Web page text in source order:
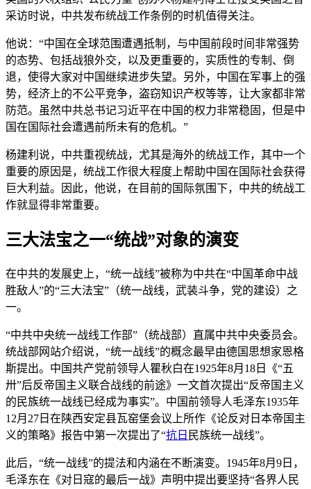
采访时说，中共发布统战工作条例的时机值得关注。
他说：“中国在全球范围遭遇抵制，与中国前段时间非常强势
的态势、包括战狼外交，以及更重要的，实质性的专制、倒
退，使得大家对中国继续进步失望。另外，中国在军事上的强
势，经济上的不公平竞争，盗窃知识产权等等，让大家都非常
防范。虽然中共总书记习近平在中国的权力非常稳固，但是中
国在国际社会遭遇前所未有的危机。”
杨建利说，中共重视统战，尤其是海外的统战工作，其中一个
重要的原因是，统战工作很大程度上帮助中国在国际社会获得
巨大利益。因此，他说，在目前的国际氛围下，中共的统战工
作就显得非常重要。
三大法宝之一“统战”对象的演变
在中共的发展史上，“统一战线”被称为中共在“中国革命中战
胜敌人”的“三大法宝”（统一战线，武装斗争，党的建设）之
一。
“中共中央统一战线工作部”（统战部）直属中共中央委员会。
统战部网站介绍说，“统一战线”的概念最早由德国思想家恩格
斯提出。中国共产党前领导人瞿秋白在1925年8月18日《“五
卅”后反帝国主义联合战线的前途》一文首次提出“反帝国主义
的民族统一战线已经成为事实”。中国前领导人毛泽东1935年
12月27日在陕西安定县瓦窑堡会议上所作《论反对日本帝国主
义的策略》报告中第一次提出了“抗日 民族统一战线”。
此后，“统一战线”的提法和内涵在不断演变。1945年8月9日，
毛泽东在《对日寇的最后一战》声明中提出要坚持“各界人民